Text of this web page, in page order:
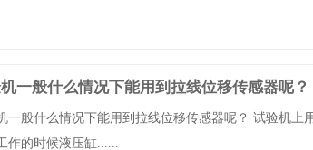
一般什么情况下能用到拉线位移传感器呢？
一般什么情况下能用到拉线位移传感器呢？ 试验机
作的时候液压缸......